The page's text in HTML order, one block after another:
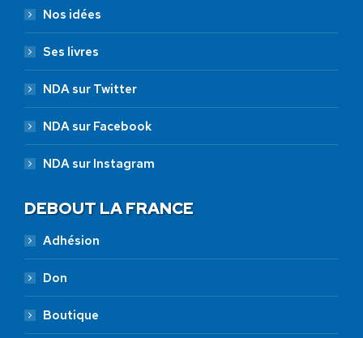
Nos idées
Ses livres
NDA sur Twitter
NDA sur Facebook
NDA sur Instagram
DEBOUT LA FRANCE
Adhésion
Don
Boutique